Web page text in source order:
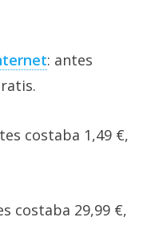
: antes
costaba 1,49 €,
costaba 29,99 €,